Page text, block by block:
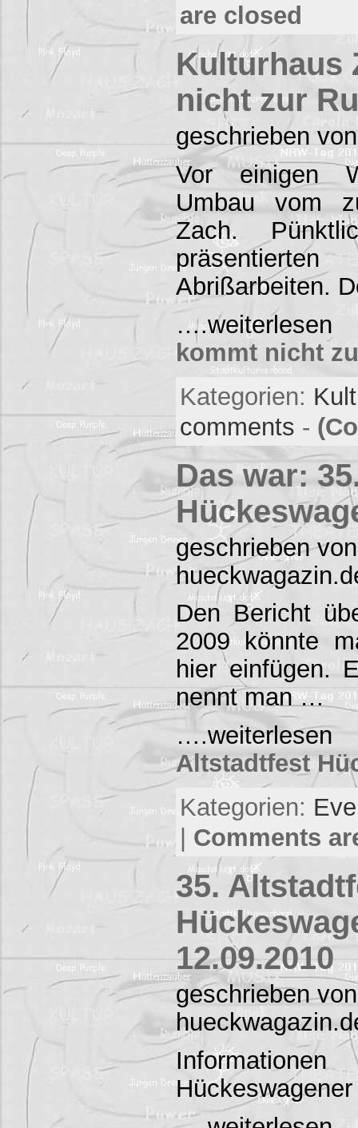
are closed
Kulturhaus
nicht zur
geschrieben
Vor einigen
Umbau vom
Zach.
Abrißarbeiten.
kommt nicht
Kategorien:
comments -
Das war:
geschrieben
Den Bericht
2009 könnte
hier einfügen.
nennt man …
Altstadtfest
Kategorien:
Comments
35.
12.09.2010
geschrieben